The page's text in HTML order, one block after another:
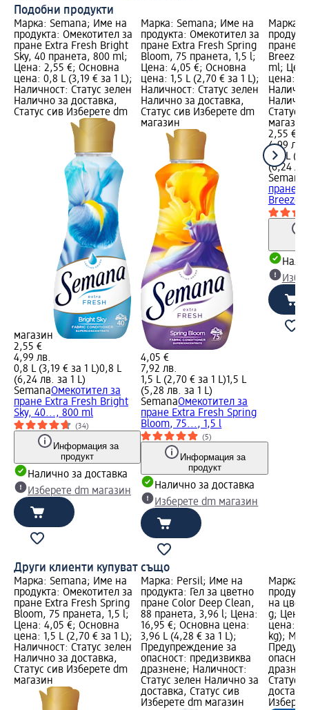
Подобни продукти
Марка: Semana; Име на
продукта: Омекотител за
пране Extra Fresh Bright
Sky, 40 пранета, 800 ml;
Цена: 2,55 €; Основна
цена: 0,8 L (3,19 € за 1 L);
Наличност: Статус зелен
Налично за доставка,
Статус сив Изберете dm
магазин
2,55 €
4,99 лв.
0,8 L (3,19 € за 1 L)0,8 L
(6,24 лв. за 1 L)
SemanaОмекотител за
пране Extra Fresh Bright
Sky, 40..., 800 ml
(34)
Информация за
продукт
Налично за доставка
Изберете dm магазин
Марка: Semana; Име на
продукта: Омекотител за
пране Extra Fresh Spring
Bloom, 75 пранета, 1,5 l;
Цена: 4,05 €; Основна
цена: 1,5 L (2,70 € за 1 L);
Наличност: Статус зелен
Налично за доставка,
Статус сив Изберете dm
магазин
4,05 €
7,92 лв.
1,5 L (2,70 € за 1 L)1,5 L
(5,28 лв. за 1 L)
SemanaОмекотител за
пране Extra Fresh Spring
Bloom, 75..., 1,5 l
(5)
Информация за
продукт
Налично за доставка
Изберете dm магазин
Марка:
пране
Breeze,
ml;
цена:
Статус
магазин
2,55 €
4,99 лв.
0,8 L
(6,24
Semana
пране
Breeze,
Други клиенти купуват също
Марка: Semana; Име на
продукта: Омекотител за
пране Extra Fresh Spring
Bloom, 75 пранета, 1,5 l;
Цена: 4,05 €; Основна
цена: 1,5 L (2,70 € за 1 L);
Наличност: Статус зелен
Налично за доставка,
Статус сив Изберете dm
магазин
Марка: Persil; Име на
продукта: Гел за цветно
пране Color Deep Clean,
88 пранета, 3,96 l; Цена:
16,95 €; Основна цена:
3,96 L (4,28 € за 1 L);
Предупреждение за
опасност: предизвиква
дразнене; Наличност:
Статус зелен Налично за
доставка, Статус сив
Изберете dm магазин
Марка:
на
g; Цена:
цена:
kg);
Статус